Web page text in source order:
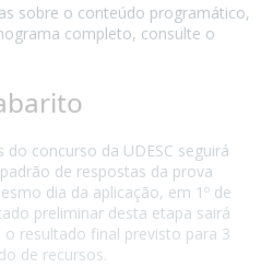
sobre o conteúdo programático,
completo, consulte o
concurso da UDESC seguirá
de respostas da prova
dia da aplicação, em 1º de
preliminar desta etapa sairá
resultado final previsto para 3
de recursos.